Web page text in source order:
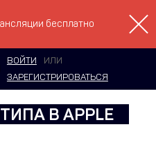
бесплатно
ВОЙТИ
ИЛИ
ЗАРЕГИСТРИРОВАТЬСЯ
В APPLE